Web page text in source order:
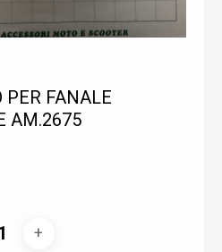
PER FANALE
AM.2675